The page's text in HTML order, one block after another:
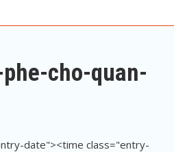
cho-quan-
date"><time class="entry-